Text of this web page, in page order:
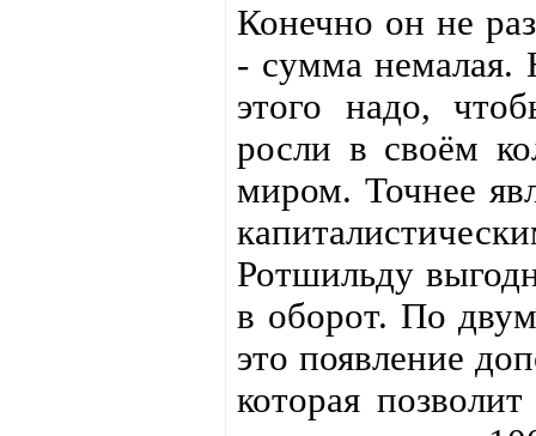
Конечно он не
- сумма немалая.
этого надо,
росли в своём
миром. Точнее
Ротшильду
в оборот. По
это появление
которая